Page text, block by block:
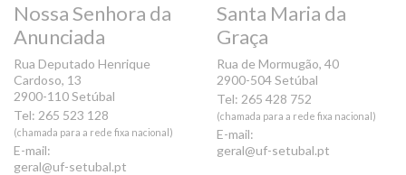
Nossa Senhora da
Anunciada
Rua Deputado Henrique
Cardoso, 13
2900-110 Setúbal
Tel: 265 523 128
(chamada para a rede fixa nacional)
E-mail:
geral@uf-setubal.pt
Santa Maria da
Graça
Rua de Mormugão, 40
2900-504 Setúbal
Tel: 265 428 752
(chamada para a rede fixa nacional)
E-mail:
geral@uf-setubal.pt